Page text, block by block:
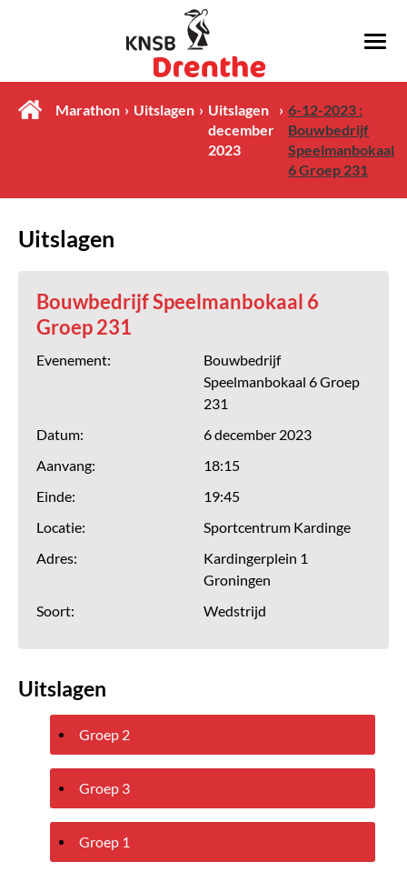
Marathon Uitslagen
Uitslagen
december
2023
6-12-2023 :
Bouwbedrijf
Speelmanbokaal
6 Groep 231
Uitslagen
Bouwbedrijf Speelmanbokaal 6
Groep 231
Evenement:
Bouwbedrijf
Speelmanbokaal 6 Groep
231
Datum:
6 december 2023
Aanvang:
18:15
Einde:
19:45
Locatie:
Sportcentrum Kardinge
Adres:
Kardingerplein 1
Groningen
Soort:
Wedstrijd
Uitslagen
Groep 2
Groep 3
Groep 1